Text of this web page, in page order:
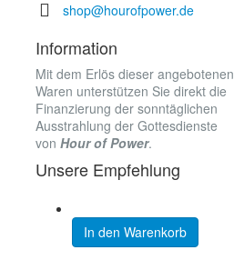
shop@hourofpower.de
Information
Mit dem Erlös dieser angebotenen
Waren unterstützen Sie direkt die
Finanzierung der sonntäglichen
Ausstrahlung der Gottesdienste
von Hour of Power.
Unsere Empfehlung
In den Warenkorb